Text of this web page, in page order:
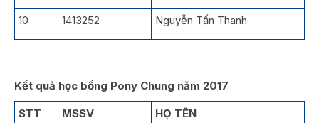
10 1413252 Nguyễn Tấn Thanh
Kết quả học bổng Pony Chung năm 2017
STT MSSV HỌ TÊN